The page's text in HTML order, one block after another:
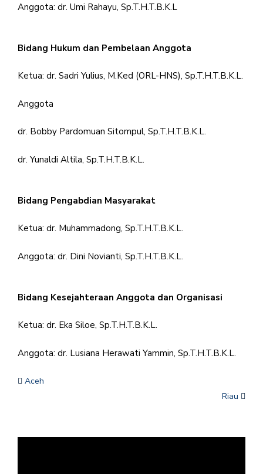
Anggota: dr. Umi Rahayu, Sp.T.H.T.B.K.L
Bidang Hukum dan Pembelaan Anggota
Ketua: dr. Sadri Yulius, M.Ked (ORL-HNS), Sp.T.H.T.B.K.L.
Anggota
dr. Bobby Pardomuan Sitompul, Sp.T.H.T.B.K.L.
dr. Yunaldi Altila, Sp.T.H.T.B.K.L.
Bidang Pengabdian Masyarakat
Ketua: dr. Muhammadong, Sp.T.H.T.B.K.L.
Anggota: dr. Dini Novianti, Sp.T.H.T.B.K.L.
Bidang Kesejahteraan Anggota dan Organisasi
Ketua: dr. Eka Siloe, Sp.T.H.T.B.K.L.
Anggota: dr. Lusiana Herawati Yammin, Sp.T.H.T.B.K.L.
Aceh
Riau